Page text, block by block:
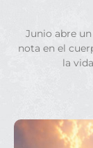
Junio abre
nota en el
la